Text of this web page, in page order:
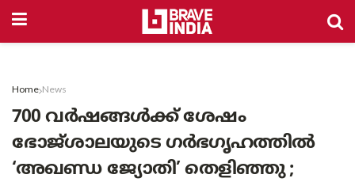
Home News
700 വർഷങ്ങൾക്ക് ശേഷം
ഭോജ്‌ശാലയുടെ ഗർഭഗൃഹത്തിൽ
‘അഖണ്ഡ ജ്യോതി’ തെളിഞ്ഞു ;